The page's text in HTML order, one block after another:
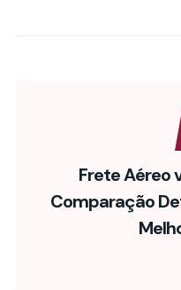
Frete Aéreo
Comparação